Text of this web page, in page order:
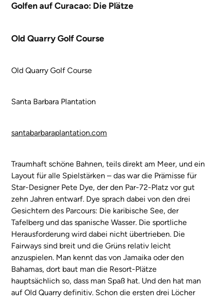
Golfen auf Curacao: Die Plätze
Old Quarry Golf Course
Old Quarry Golf Course
Santa Barbara Plantation
santabarbaraplantation.com
Traumhaft schöne Bahnen, teils direkt am Meer, und ein
Layout für alle Spielstärken – das war die Prämisse für
Star-Designer Pete Dye, der den Par-72-Platz vor gut
zehn Jahren entwarf. Dye sprach dabei von den drei
Gesichtern des Parcours: Die karibische See, der
Tafelberg und das spanische Wasser. Die sportliche
Herausforderung wird dabei nicht übertrieben. Die
Fairways sind breit und die Grüns relativ leicht
anzuspielen. Man kennt das von Jamaika oder den
Bahamas, dort baut man die Resort-Plätze
hauptsächlich so, dass man Spaß hat. Und den hat man
auf Old Quarry definitiv. Schon die ersten drei Löcher